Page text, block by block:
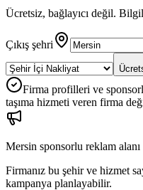
Ücretsiz, bağlayıcı değil.
Çıkış şehri
Firma profilleri ve
taşıma hizmeti veren firma
Mersin sponsorlu reklam alanı
Firmanız bu şehir ve hizmet
kampanya planlayabilir.